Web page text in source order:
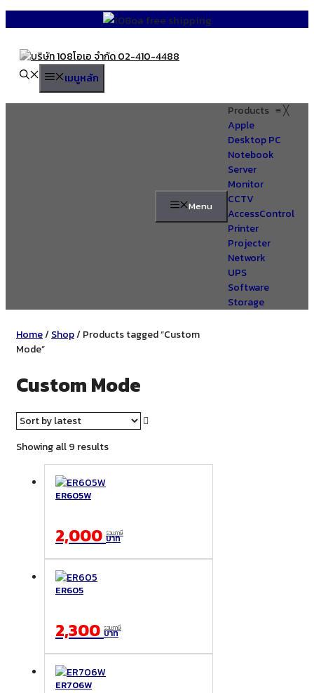
content
เมนูหลัก
Menu
Products ≡╳
Apple
Desktop PC
Notebook
Server
Monitor
CCTV
AccessControl
Printer
Projecter
Network
UPS
Software
Storage
Home/Shop/ Products tagged “Custom
Mode”
Custom Mode
Showing all 9 resultsSorted
by
ER605W
2,000 รวมภาษี
บาท
ER605
2,300 รวมภาษี
บาท
ER706W